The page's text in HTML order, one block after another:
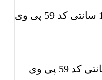
مشخصات ترمووال 12 سانتی کد 59 پی وی
تصاویر ترمووال 12 سانتی کد 59 پی وی